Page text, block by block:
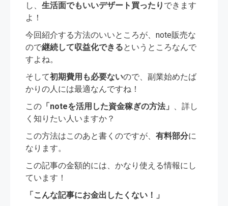
し、 生活面でもいいデザート買ったり できます
よ！
今回紹介する方法のいいところが、note販売な
ので継続して収益化できるというところなんで
すよね。
そして初期費用も必要ないので、副業始めたば
かりの人には最適なんですね！
この 「noteを活用した資金稼ぎの方法」 、詳し
く知りたい人いますか？
この方法はこのあと書くのですが、 有料部分に
なります。
この記事の金額的には、かなり使える情報にし
ています！
「こんな記事にお金出したくない！」